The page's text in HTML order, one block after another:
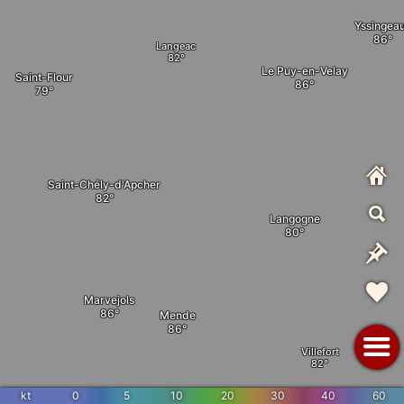
Villefort
Saint-Flour
Saint-Chély-d'Apcher
Langogne
Le Puy-en-Velay
Langeac
Mende
Marvejols
kt 0 5 10 20 30 40 60